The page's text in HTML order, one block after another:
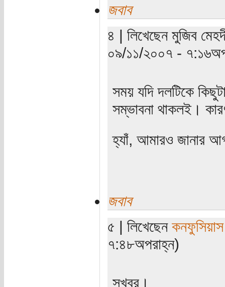
জবাব
৪ | লিখেছেন মুজিব
০৯/১১/২০০৭ -
সময় যদি দলটিকে
সম্ভাবনা থাকলই।
হ্যাঁ, আমারও জানার
জবাব
৫ | লিখেছেন কনফুসিয়াস
৭:৪৮অপরাহ্ন)
সুখবর।